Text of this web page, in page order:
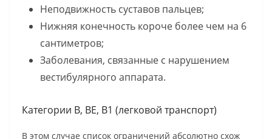
Неподвижность суставов пальцев;
Нижняя конечность короче более чем на 6
сантиметров;
Заболевания, связанные с нарушением
вестибулярного аппарата.
Категории B, BE, B1 (легковой транспорт)
В этом случае список ограничений абсолютно схож